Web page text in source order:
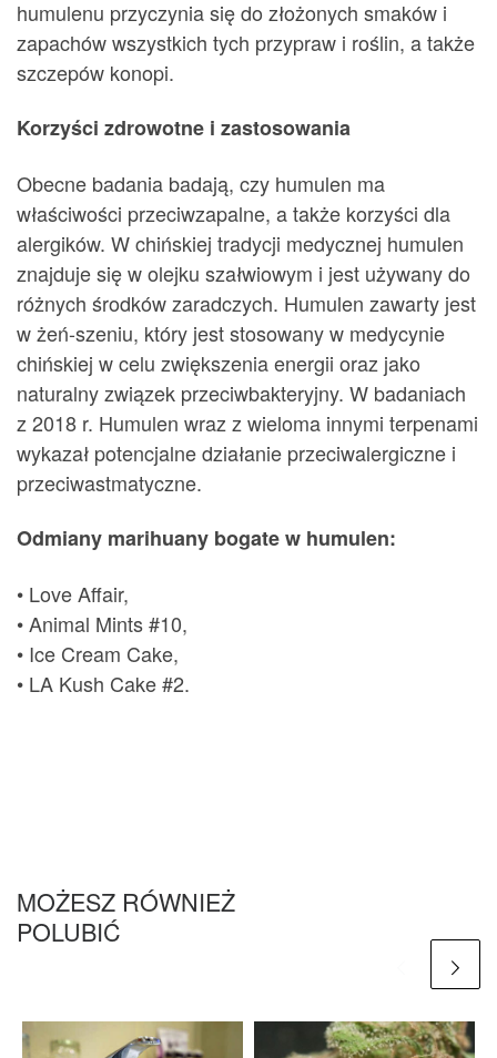
humulenu przyczynia się do złożonych smaków i
zapachów wszystkich tych przypraw i roślin, a także
szczepów konopi.
Korzyści zdrowotne i zastosowania
Obecne badania badają, czy humulen ma
właściwości przeciwzapalne, a także korzyści dla
alergików. W chińskiej tradycji medycznej humulen
znajduje się w olejku szałwiowym i jest używany do
różnych środków zaradczych. Humulen zawarty jest
w żeń-szeniu, który jest stosowany w medycynie
chińskiej w celu zwiększenia energii oraz jako
naturalny związek przeciwbakteryjny. W badaniach
z 2018 r. Humulen wraz z wieloma innymi terpenami
wykazał potencjalne działanie przeciwalergiczne i
przeciwastmatyczne.
Odmiany marihuany bogate w humulen:
• Love Affair,
• Animal Mints #10,
• Ice Cream Cake,
• LA Kush Cake #2.
MOŻESZ RÓWNIEŻ
POLUBIĆ